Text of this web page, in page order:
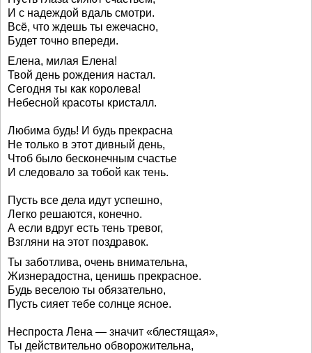
И с надеждой вдаль смотри.
Всё, что ждешь ты ежечасно,
Будет точно впереди.
Елена, милая Елена!
Твой день рождения настал.
Сегодня ты как королева!
Небесной красоты кристалл.
Любима будь! И будь прекрасна
Не только в этот дивный день,
Чтоб было бесконечным счастье
И следовало за тобой как тень.
Пусть все дела идут успешно,
Легко решаются, конечно.
А если вдруг есть тень тревог,
Взгляни на этот поздравок.
Ты заботлива, очень внимательна,
Жизнерадостна, ценишь прекрасное.
Будь веселою ты обязательно,
Пусть сияет тебе солнце ясное.
Неспроста Лена — значит «блестящая»,
Ты действительно обворожительна,